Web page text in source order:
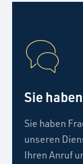
Sie
Sie haben
unseren
Ihren Anruf